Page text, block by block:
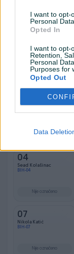
I want to opt-
Personal
Opted In
I want to opt-
Retention,
Personal
Purposes for
Opted Out
Data
BIH-01
Nije označeno
04
Sead Kolašinac
BIH-04
Nije označeno
07
Nikola Katić
BIH-07
Nije označeno